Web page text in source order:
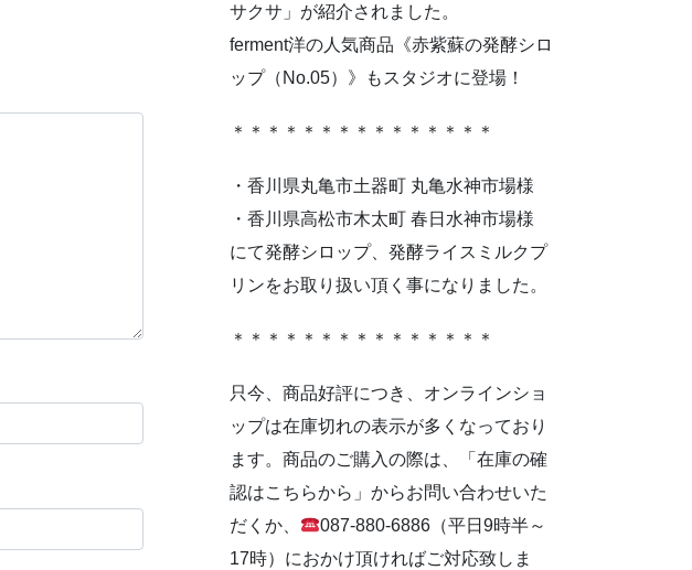
サクサ」が紹介されました。
ferment洋の人気商品《赤紫蘇の発酵シロ
ップ（No.05）》もスタジオに登場！
＊＊＊＊＊＊＊＊＊＊＊＊＊＊＊
・香川県丸亀市土器町 丸亀水神市場様
・香川県高松市木太町 春日水神市場様
にて発酵シロップ、発酵ライスミルクプ
リンをお取り扱い頂く事になりました。
＊＊＊＊＊＊＊＊＊＊＊＊＊＊＊
只今、商品好評につき、オンラインショ
ップは在庫切れの表示が多くなっており
ます。商品のご購入の際は、「在庫の確
認はこちらから」からお問い合わせいた
だくか、
087-880-6886（平日9時半～
17時）におかけ頂ければご対応致しま